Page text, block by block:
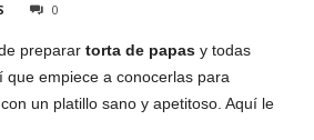
0
preparar torta de papas y todas
que empiece a conocerlas para
un platillo sano y apetitoso. Aquí le